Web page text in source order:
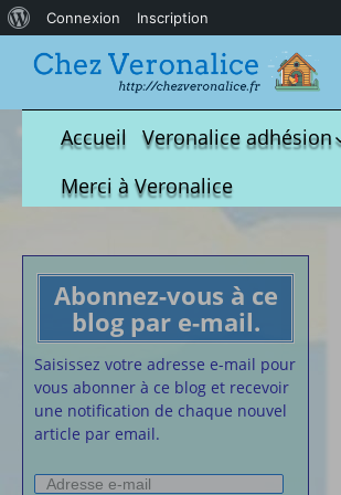
Accueil
Veronalice adhésion
Qui est-elle ?
Adhésion demandes
Merci à Veronalice
Abonnez-vous à ce
blog par e-mail.
Saisissez votre adresse e-mail pour
vous abonner à ce blog et recevoir
une notification de chaque nouvel
article par email.
Adresse
propos
Connexion Inscription